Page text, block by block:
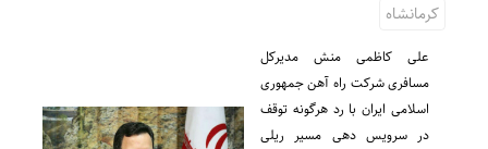
کرمانشاه
علی کاظمی منش مدیرکل
مسافری شرکت راه آهن جمهوری
اسلامی ایران با رد هرگونه توقف
در سرویس دهی مسیر ریلی